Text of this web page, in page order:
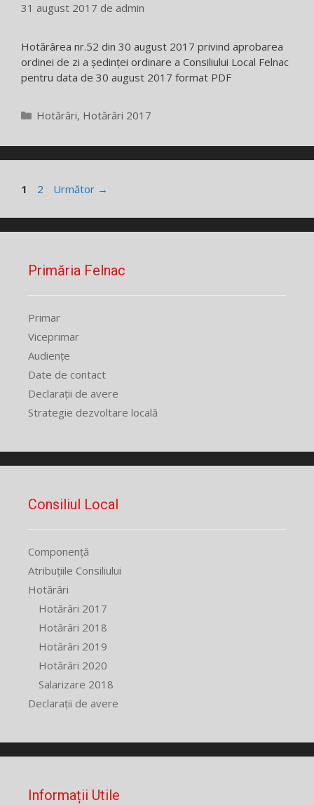
31 august 2017 de admin
Hotărârea nr.52 din 30 august 2017 privind aprobarea
ordinei de zi a ședinței ordinare a Consiliului Local Felnac
pentru data de 30 august 2017 format PDF
Categorii
Hotărâri, Hotărâri 2017
Pagina
1 Pagina
2 Următor →
Primăria Felnac
Primar
Viceprimar
Audiențe
Date de contact
Declarații de avere
Strategie dezvoltare locală
Consiliul Local
Componență
Atribuțiile Consiliului
Hotărâri
Hotărâri 2017
Hotărâri 2018
Hotărâri 2019
Hotărâri 2020
Salarizare 2018
Declarații de avere
Informații Utile